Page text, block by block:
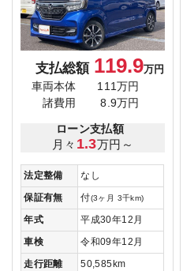
支払総額 119.9万円
車両本体
111万円
諸費用
8.9万円
ローン支払額
月々 1.3万円～
法定整備
なし
保証有無
付(3ヶ月 3千km)
年式
平成30年12月
車検
令和09年12月
走行距離
50,585km